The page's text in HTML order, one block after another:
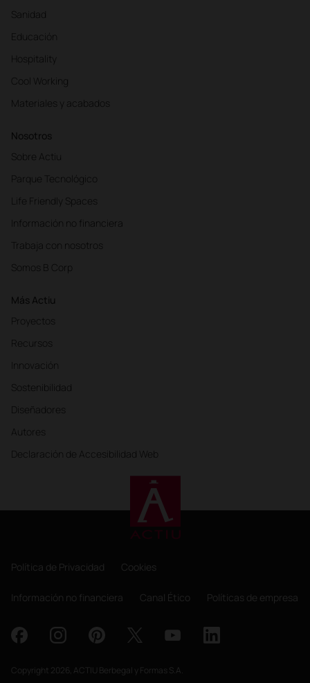
Sanidad
Educación
Hospitality
Cool Working
Materiales y acabados
Nosotros
Sobre Actiu
Parque Tecnológico
Life Friendly Spaces
Información no financiera
Trabaja con nosotros
Somos B Corp
Más Actiu
Proyectos
Recursos
Innovación
Sostenibilidad
Diseñadores
Autores
Declaración de Accesibilidad Web
Política de Privacidad Cookies
Información no financiera Canal Ético Políticas de empresa
Copyright 2026, ACTIU Berbegal y Formas S.A.